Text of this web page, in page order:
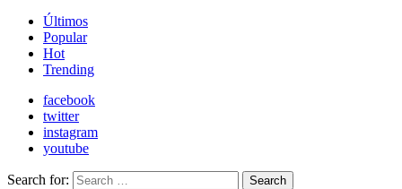
Últimos
Popular
Hot
Trending
facebook
twitter
instagram
youtube
Search for: Search